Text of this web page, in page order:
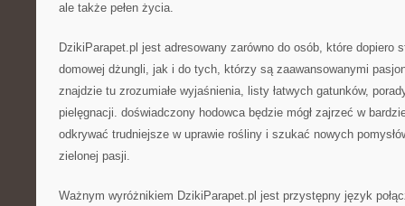
ale także pełen życia.
DzikiParapet.pl jest adresowany zarówno do osób, które dopiero
domowej dżungli, jak i do tych, którzy są zaawansowanymi
znajdzie tu zrozumiałe wyjaśnienia, listy łatwych gatunków,
pielęgnacji. doświadczony hodowca będzie mógł zajrzeć w
odkrywać trudniejsze w uprawie rośliny i szukać nowych
zielonej pasji.
Ważnym wyróżnikiem DzikiParapet.pl jest przystępny język